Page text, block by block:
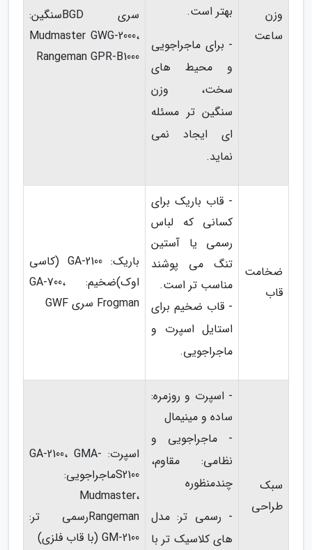
وزن
ساعت
بهتر است.
- برای ماجراجویی
و محیط های
سخت، وزن
سنگین تر مسئله
ای ایجاد نمی
نماید.
سری BGDسنگین:
Mudmaster GWG-2000،
Rangeman GPR-B1000
ضخامت
قاب
- قاب باریک برای
کسانی که لباس
رسمی یا آستین
تنگ می پوشند
مناسب تر است.
- قاب ضخیم برای
استایل اسپرت و
ماجراجویی.
باریک: GA-2100 (کاسی
اوک)ضخیم: GA-700،
Frogman سری GWF
سبک
طراحی
- اسپرت و روزمره:
ساده و مینیمال
- ماجراجویی و
نظامی: مقاوم،
چندمنظوره
- رسمی تر: مدل
های کلاسیک تر با
اسپرت: GA-2100، GMA-
S2100ماجراجویی:
Mudmaster،
Rangemanرسمی تر:
GM-2100 (با قاب فلزی)